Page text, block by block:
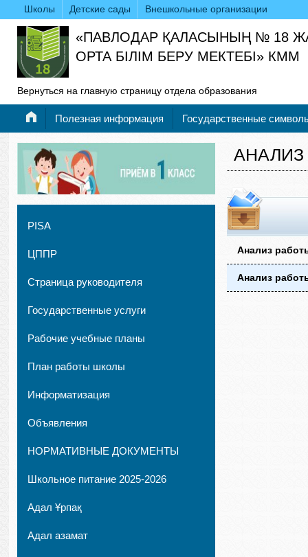
Школы Детские сады Внешкольные организации
«ПАВЛОДАР ҚАЛАСЫНЫҢ № 18
ОРТА БІЛІМ БЕРУ МЕКТЕБІ» КММ
Вернуться на главную страницу отдела образования
Полезная информация Государственные
PISA
ЦППР
Страница руководителя
Государственные услуги
Рабочие учебные планы
План работы школы
Информатизация
Объявления
НОРМАТИВНЫЕ ДОКУМЕНТЫ
Школьное питание 2025-2026
Адал Ұрпақ
Адал азамат
Анализ
Анализ